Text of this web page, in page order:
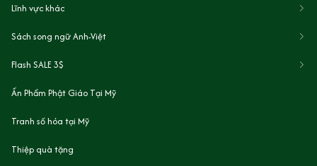
Lĩnh vực khác
Sách song ngữ Anh-Việt
Flash SALE 3$
Ấn Phẩm Phật Giáo Tại Mỹ
Tranh số hóa tại Mỹ
Thiệp quà tặng